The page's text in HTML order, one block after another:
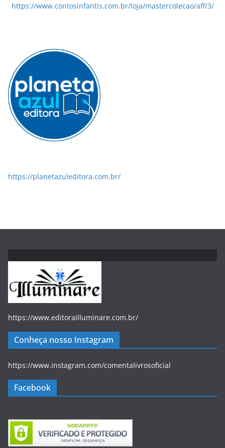
https://www.contosinfantis.com.br/loja/mastercolecao/aff/3/
https://planetazuleditora.com.br/
https://www.editorailluminare.com.br/
Conheça nosso Instagram
https://www.instagram.com/comentalivrosoficial
Facebook